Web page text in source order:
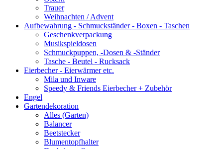
Trauer
Weihnachten / Advent
Aufbewahrung - Schmuckständer - Boxen - Taschen
Geschenkverpackung
Musikspieldosen
Schmuckpuppen, -Dosen & -Ständer
Tasche - Beutel - Rucksack
Eierbecher - Eierwärmer etc.
Mila und Inware
Speedy & Friends Eierbecher + Zubehör
Engel
Gartendekoration
Alles (Garten)
Balancer
Beetstecker
Blumentopfhalter